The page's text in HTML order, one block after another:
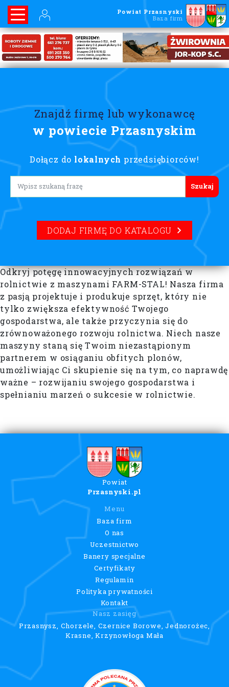
Powiat Przasnyski
Baza firm
Znajdź firmę lub wykonawcę
w powiecie Przasnyskim
Dołącz do lokalnych przedsiębiorców!
Lorem ipsum
DODAJ FIRMĘ DO KATALOGU
Odkryj potęgę innowacyjnych rozwiązań w
rolnictwie z maszynami FARM-STAL! Nasza firma
z pasją projektuje i produkuje sprzęt, który nie
tylko zwiększa efektywność Twojego
gospodarstwa, ale także przyczynia się do
zrównoważonego rozwoju rolnictwa. Niech nasze
maszyny staną się Twoim niezastąpionym
partnerem w osiąganiu obfitych plonów,
umożliwiając Ci skupienie się na tym, co naprawdę
ważne – rozwijaniu swojego gospodarstwa i
spełnianiu marzeń o sukcesie w rolnictwie.
Powiat
Przasnyski.pl
Menu
Baza firm
O nas
Uczestnictwo
Banery specjalne
Certyfikaty
Regulamin
Polityka prywatności
Kontakt
Nasz zasięg
Przasnysz, Chorzele, Czernice Borowe, Jednorożec,
Krasne, Krzynowłoga Mała